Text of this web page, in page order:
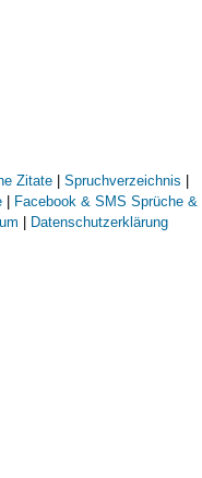
Zitate Spruchverzeichnis
Facebook & SMS Sprüche &
Datenschutzerklärung